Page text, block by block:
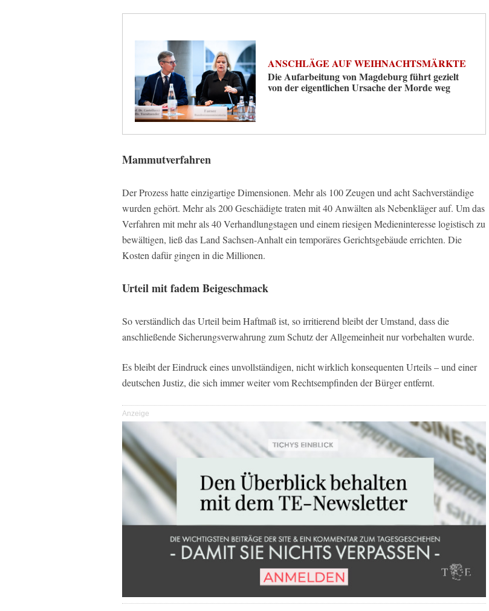
ANSCHLÄGE AUF WEIHNACHTSMÄRKTE
Die Aufarbeitung von Magdeburg führt gezielt
von der eigentlichen Ursache der Morde weg
Mammutverfahren
Der Prozess hatte einzigartige Dimensionen. Mehr als 100 Zeugen und acht Sachverständige
wurden gehört. Mehr als 200 Geschädigte traten mit 40 Anwälten als Nebenkläger auf. Um das
Verfahren mit mehr als 40 Verhandlungstagen und einem riesigen Medieninteresse logistisch zu
bewältigen, ließ das Land Sachsen-Anhalt ein temporäres Gerichtsgebäude errichten. Die
Kosten dafür gingen in die Millionen.
Urteil mit fadem Beigeschmack
So verständlich das Urteil beim Haftmaß ist, so irritierend bleibt der Umstand, dass die
anschließende Sicherungsverwahrung zum Schutz der Allgemeinheit nur vorbehalten wurde.
Es bleibt der Eindruck eines unvollständigen, nicht wirklich konsequenten Urteils – und einer
deutschen Justiz, die sich immer weiter vom Rechtsempfinden der Bürger entfernt.
Anzeige